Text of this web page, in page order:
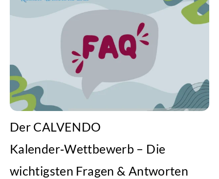
Der CALVENDO
Kalender‑Wettbewerb – Die
wichtigsten Fragen & Antworten